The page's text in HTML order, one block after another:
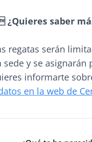
¿Quieres saber
regatas serán
y se
informarte
en la web de